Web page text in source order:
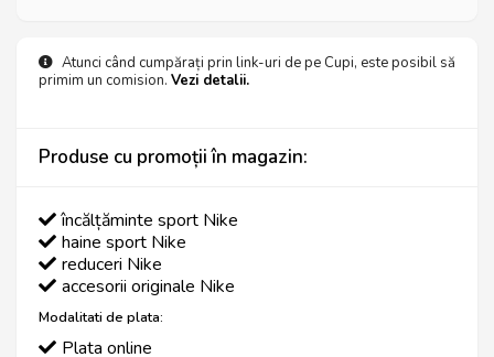
Atunci când cumpărați prin link-uri de pe Cupi, este posibil să
primim un comision. Vezi detalii.
Produse cu promoții în magazin:
încălțăminte sport Nike
haine sport Nike
reduceri Nike
accesorii originale Nike
Modalitati de plata:
Plata online